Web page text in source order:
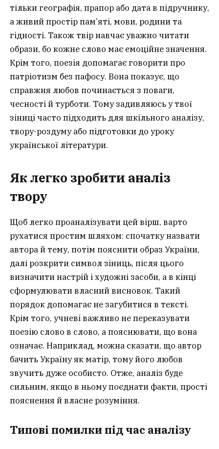
тільки географія, прапор або дата в підручнику,
а живий простір пам’яті, мови, родини та
гідності. Також твір навчає уважно читати
образи, бо кожне слово має емоційне значення.
Крім того, поезія допомагає говорити про
патріотизм без пафосу. Вона показує, що
справжня любов починається з поваги,
чесності й турботи. Тому задивляюсь у твої
зіниці часто підходить для шкільного аналізу,
твору-роздуму або підготовки до уроку
української літератури.
Як легко зробити аналіз
твору
Щоб легко проаналізувати цей вірш, варто
рухатися простим шляхом: спочатку назвати
автора й тему, потім пояснити образ України,
далі розкрити символ зіниць, після цього
визначити настрій і художні засоби, а в кінці
сформулювати власний висновок. Такий
порядок допомагає не загубитися в тексті.
Крім того, учневі важливо не переказувати
поезію слово в слово, а пояснювати, що вона
означає. Наприклад, можна сказати, що автор
бачить Україну як матір, тому його любов
звучить дуже особисто. Отже, аналіз буде
сильним, якщо в ньому поєднати факти, прості
пояснення й власне розуміння.
Типові помилки під час аналізу